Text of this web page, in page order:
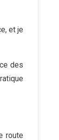
et je
des
route